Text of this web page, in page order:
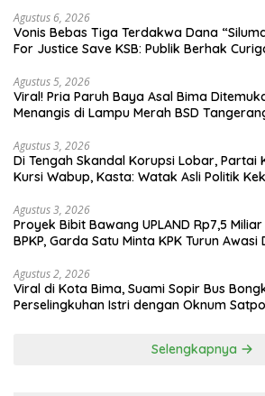
Agustus 6, 2026
Vonis Bebas Tiga Terdakwa Dana
For Justice Save KSB: Publik Berhak
Agustus 5, 2026
Viral! Pria Paruh Baya Asal Bima
Menangis di Lampu Merah BSD
Agustus 3, 2026
Di Tengah Skandal Korupsi Lobar, Partai
Kursi Wabup, Kasta: Watak Asli Politik
Agustus 3, 2026
Proyek Bibit Bawang UPLAND Rp7,5
BPKP, Garda Satu Minta KPK Turun
Agustus 2, 2026
Viral di Kota Bima, Suami Sopir Bus
Perselingkuhan Istri dengan Oknum
Selengkapnya